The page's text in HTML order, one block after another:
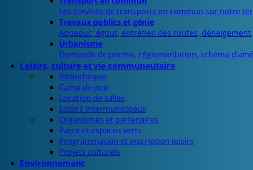
Les services de transports en commun sur notre
Travaux publics et génie
Aqueduc, égout, entretien des routes,
Urbanisme
Demande de permis, réglementation, schéma
Loisirs, culture et vie communautaire
Bibliothèque
Camp de jour
Location de salles
Loisirs intermunicipaux
Organismes et partenaires
Parcs et espaces verts
Programmation et inscription loisirs
Projets culturels
Environnement